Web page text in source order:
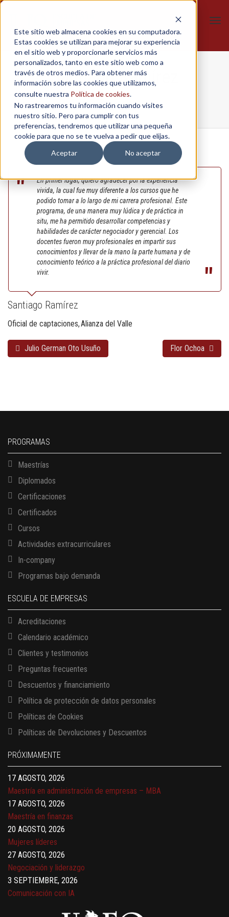
Este sitio web almacena cookies en su computadora.
Estas cookies se utilizan para mejorar su experiencia
en el sitio web y proporcionarle servicios más
personalizados, tanto en este sitio web como a
través de otros medios. Para obtener más
información sobre las cookies que utilizamos,
consulte nuestra Política de cookies.
No rastrearemos tu información cuando visites
nuestro sitio. Pero para cumplir con tus
preferencias, tendremos que utilizar una pequeña
cookie para que no se te vuelva a pedir que elijas.
Aceptar
No aceptar
Santiago Ramírez
Home / Página Principal / Santiago Ramírez
En primer lugar, quiero agradecer por la experiencia
vivida, la cual fue muy diferente a los cursos que he
podido tomar a lo largo de mi carrera profesional. Este
programa, de una manera muy lúdica y de práctica in
situ, me ha permitido desarrollar competencias y
habilidades de carácter negociador y gerencial. Los
docentes fueron muy profesionales en impartir sus
conocimientos y llevar de la mano la parte humana y de
conocimiento teórico a la práctica profesional del diario
vivir.
Santiago Ramírez
Oficial de captaciones Alianza del Valle
Julio German Oto Usuño Flor Ochoa
PROGRAMAS
Maestrías
Diplomados
Certificaciones
Certificados
Cursos
Actividades extracurriculares
In-company
Programas bajo demanda
ESCUELA DE EMPRESAS
Acreditaciones
Calendario académico
Clientes y testimonios
Preguntas frecuentes
Descuentos y financiamiento
Política de protección de datos personales
Políticas de Cookies
Políticas de Devoluciones y Descuentos
PRÓXIMAMENTE
13 AGOSTO, 2026
17 AGOSTO, 2026
Gerencia de empresas familiares
17 AGOSTO, 2026
Maestría en administración de empresas – MBA
17 AGOSTO, 2026
Maestría en finanzas
20 AGOSTO, 2026
Mujeres líderes
27 AGOSTO, 2026
Negociación y liderazgo
3 SEPTIEMBRE, 2026
Comunicación con IA